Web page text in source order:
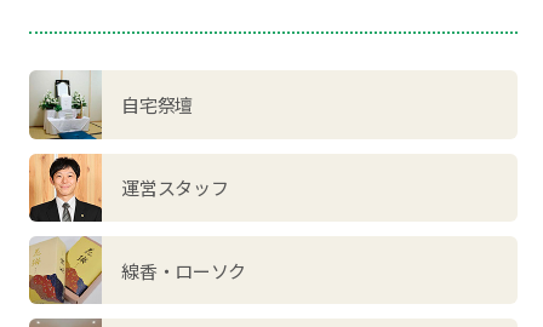
自宅祭壇
運営スタッフ
線香・ローソク